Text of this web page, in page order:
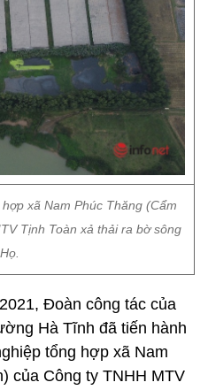
xã Nam Phúc Thăng (Cẩm
Tịnh Toàn xả thải ra bờ sông
Họ.
Đoàn công tác của
Hà Tĩnh đã tiến hành
tổng hợp xã Nam
của Công ty TNHH MTV